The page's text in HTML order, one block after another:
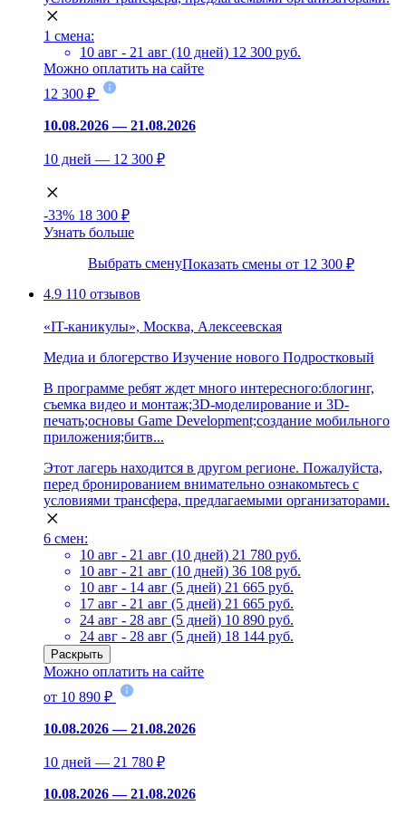
1 смена:
10 авг - 21 авг (10 дней) 12 300 руб.
Можно оплатить на сайте
12 300 ₽
10.08.2026 — 21.08.2026
10 дней — 12 300 ₽
-33% 18 300 ₽
Узнать больше
Выбрать сменуПоказать смены от 12 300 ₽
4.9 110 отзывов
«IT-каникулы», Москва, Алексеевская
Медиа и блогерство Изучение нового Подростковый
В программе ребят ждет много интересного:блогинг,
съемка видео и монтаж;3D-моделирование и 3D-
печать;основы Game Development;создание мобильного
приложения;битв...
Этот лагерь находится в другом регионе. Пожалуйста,
перед бронированием внимательно ознакомьтесь с
условиями трансфера, предлагаемыми организаторами.
6 смен:
10 авг - 21 авг (10 дней) 21 780 руб.
10 авг - 21 авг (10 дней) 36 108 руб.
10 авг - 14 авг (5 дней) 21 665 руб.
17 авг - 21 авг (5 дней) 21 665 руб.
24 авг - 28 авг (5 дней) 10 890 руб.
24 авг - 28 авг (5 дней) 18 144 руб.
Раскрыть
Можно оплатить на сайте
от 10 890 ₽
10.08.2026 — 21.08.2026
10 дней — 21 780 ₽
10.08.2026 — 21.08.2026